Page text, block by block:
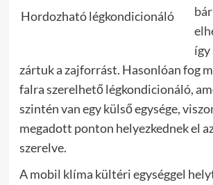
Hordozható légkondicionáló
így
zártuk a zajforrást. Hasonlóan fog
falra szerelhető légkondicionáló,
szintén van egy külső egysége,
megadott ponton helyezkednek el
szerelve.
A mobil klíma kültéri egységgel